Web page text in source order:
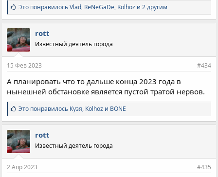
С
и
м
п
а
т
и
:
Это понравилосьVlad, ReNeGaDe, Kolhoz и 2 другим
rott
Известный деятель города
15 Фев 2023 #434
А планировать что то дальше конца 2023 года в
нынешней обстановке является пустой тратой нервов.
С
и
м
п
а
т
и
:
Это понравилось Кузя, Kolhoz и BONE
rott
Известный деятель города
2 Апр 2023 #435